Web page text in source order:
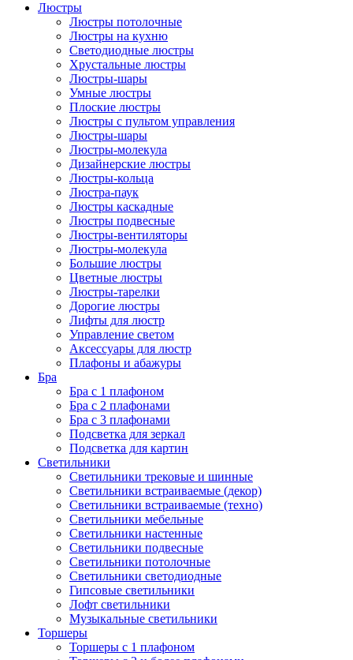
Люстры
Люстры потолочные
Люстры на кухню
Светодиодные люстры
Хрустальные люстры
Люстры-шары
Умные люстры
Плоские люстры
Люстры с пультом управления
Люстры-шары
Люстры-молекула
Дизайнерские люстры
Люстры-кольца
Люстра-паук
Люстры каскадные
Люстры подвесные
Люстры-вентиляторы
Люстры-молекула
Большие люстры
Цветные люстры
Люстры-тарелки
Дорогие люстры
Лифты для люстр
Управление светом
Аксессуары для люстр
Плафоны и абажуры
Бра
Бра с 1 плафоном
Бра с 2 плафонами
Бра с 3 плафонами
Подсветка для зеркал
Подсветка для картин
Светильники
Светильники трековые и шинные
Светильники встраиваемые (декор)
Светильники встраиваемые (техно)
Светильники мебельные
Светильники настенные
Светильники подвесные
Светильники потолочные
Светильники светодиодные
Гипсовые светильники
Лофт светильники
Музыкальные светильники
Торшеры
Торшеры с 1 плафоном